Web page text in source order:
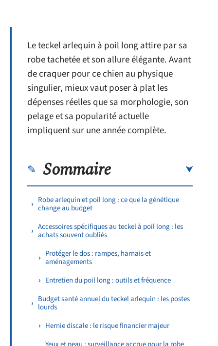
Le teckel arlequin à poil long attire par sa
robe tachetée et son allure élégante. Avant
de craquer pour ce chien au physique
singulier, mieux vaut poser à plat les
dépenses réelles que sa morphologie, son
pelage et sa popularité actuelle
impliquent sur une année complète.
Sommaire
Robe arlequin et poil long : ce que la génétique
change au budget
Accessoires spécifiques au teckel à poil long : les
achats souvent oubliés
Protéger le dos : rampes, harnais et
aménagements
Entretien du poil long : outils et fréquence
Budget santé annuel du teckel arlequin : les postes
lourds
Hernie discale : le risque financier majeur